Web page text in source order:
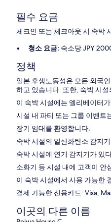
필수 요금
체크인 또는 체크아웃 시 숙박
청소 요금: 숙소당 JPY
정책
일본 후생노동성은 모든 외국
하고 있습니다. 또한, 숙박 시
이 숙박 시설에는 엘리베이터
시설 내 파티 또는 그룹 이벤트
장기 임대를 환영합니다.
숙박 시설의 일산화탄소 감지
숙박 시설에 연기 감지기가 있
소화기 등 시설 내에 고객이 안
이 숙박 시설에서 사용 가능한
결제 가능한 신용카드: Visa,
이곳의 다른 이름